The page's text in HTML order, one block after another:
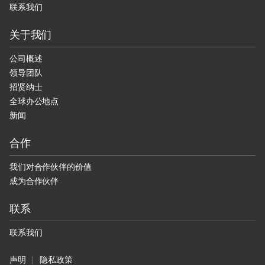
联系我们
关于我们
公司概述
领导团队
招贤纳士
全球办公地点
新闻
合作
我们对合作伙伴的价值
成为合作伙伴
联系
联系我们
声明 隐私政策